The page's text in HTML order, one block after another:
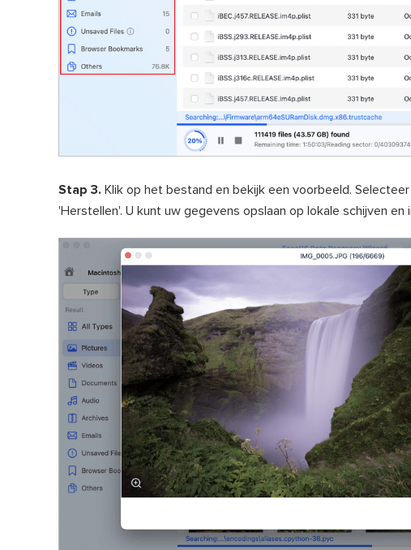
Stap 3. Klik op het bestand en bekijk een voorbeeld.
'Herstellen'. U kunt uw gegevens opslaan op lokale schijven en